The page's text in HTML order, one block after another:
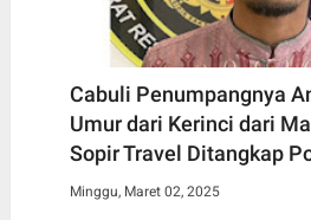
Cabuli Penumpangnya
Umur dari Kerinci dari
Sopir Travel Ditangkap
Minggu, Maret 02, 2025